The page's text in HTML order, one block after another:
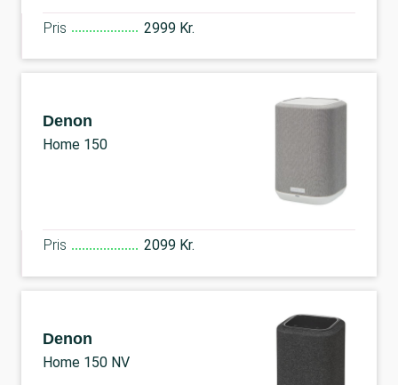
Pris 2999 Kr.
Denon
Home 150
Pris 2099 Kr.
Denon
Home 150 NV